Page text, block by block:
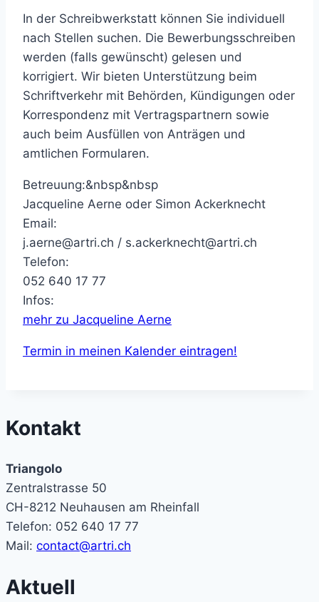
In der Schreibwerkstatt können Sie individuell
nach Stellen suchen. Die Bewerbungsschreiben
werden (falls gewünscht) gelesen und
korrigiert. Wir bieten Unterstützung beim
Schriftverkehr mit Behörden, Kündigungen oder
Korrespondenz mit Vertragspartnern sowie
auch beim Ausfüllen von Anträgen und
amtlichen Formularen.
Betreuung:&nbsp&nbsp
Jacqueline Aerne oder Simon Ackerknecht
Email:
j.aerne@artri.ch / s.ackerknecht@artri.ch
Telefon:
052 640 17 77
Infos:
mehr zu Jacqueline Aerne
Termin in meinen Kalender eintragen!
Kontakt
Triangolo
Zentralstrasse 50
CH-8212 Neuhausen am Rheinfall
Telefon: 052 640 17 77
Mail: contact@artri.ch
Aktuell